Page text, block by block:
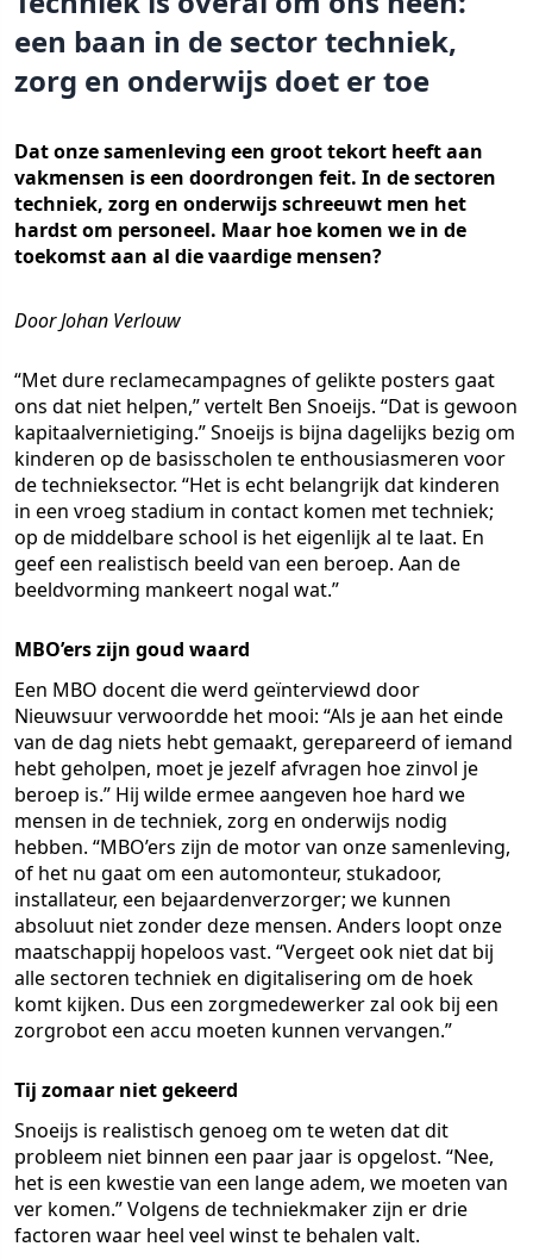
een baan in de sector techniek,
zorg en onderwijs doet er toe
Dat onze samenleving een groot tekort heeft aan
vakmensen is een doordrongen feit. In de sectoren
techniek, zorg en onderwijs schreeuwt men het
hardst om personeel. Maar hoe komen we in de
toekomst aan al die vaardige mensen?
Door Johan Verlouw
“Met dure reclamecampagnes of gelikte posters gaat
ons dat niet helpen,” vertelt Ben Snoeijs. “Dat is gewoon
kapitaalvernietiging.” Snoeijs is bijna dagelijks bezig om
kinderen op de basisscholen te enthousiasmeren voor
de technieksector. “Het is echt belangrijk dat kinderen
in een vroeg stadium in contact komen met techniek;
op de middelbare school is het eigenlijk al te laat. En
geef een realistisch beeld van een beroep. Aan de
beeldvorming mankeert nogal wat.”
MBO’ers zijn goud waard
Een MBO docent die werd geïnterviewd door
Nieuwsuur verwoordde het mooi: “Als je aan het einde
van de dag niets hebt gemaakt, gerepareerd of iemand
hebt geholpen, moet je jezelf afvragen hoe zinvol je
beroep is.” Hij wilde ermee aangeven hoe hard we
mensen in de techniek, zorg en onderwijs nodig
hebben. “MBO’ers zijn de motor van onze samenleving,
of het nu gaat om een automonteur, stukadoor,
installateur, een bejaardenverzorger; we kunnen
absoluut niet zonder deze mensen. Anders loopt onze
maatschappij hopeloos vast. “Vergeet ook niet dat bij
alle sectoren techniek en digitalisering om de hoek
komt kijken. Dus een zorgmedewerker zal ook bij een
zorgrobot een accu moeten kunnen vervangen.”
Tij zomaar niet gekeerd
Snoeijs is realistisch genoeg om te weten dat dit
probleem niet binnen een paar jaar is opgelost. “Nee,
het is een kwestie van een lange adem, we moeten van
ver komen.” Volgens de techniekmaker zijn er drie
factoren waar heel veel winst te behalen valt.